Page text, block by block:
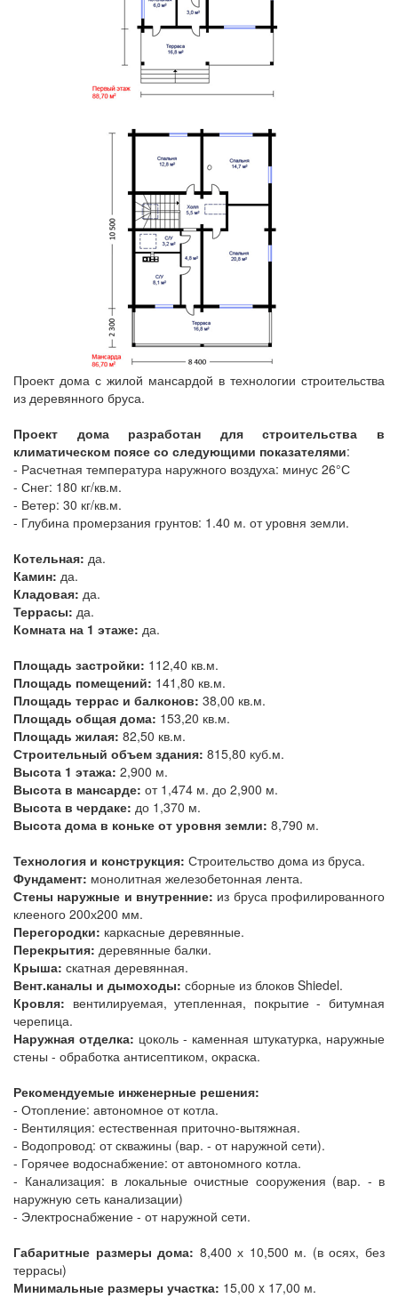
Проект дома с жилой мансардой в технологии строительства
из деревянного бруса.
Проект дома разработан для строительства в
климатическом поясе со следующими показателями:
- Расчетная температура наружного воздуха: минус 26°С
- Снег: 180 кг/кв.м.
- Ветер: 30 кг/кв.м.
- Глубина промерзания грунтов: 1.40 м. от уровня земли.
Котельная: да.
Камин: да.
Кладовая: да.
Террасы: да.
Комната на 1 этаже: да.
Площадь застройки: 112,40 кв.м.
Площадь помещений: 141,80 кв.м.
Площадь террас и балконов: 38,00 кв.м.
Площадь общая дома: 153,20 кв.м.
Площадь жилая: 82,50 кв.м.
Строительный объем здания: 815,80 куб.м.
Высота 1 этажа: 2,900 м.
Высота в мансарде: от 1,474 м. до 2,900 м.
Высота в чердаке: до 1,370 м.
Высота дома в коньке от уровня земли: 8,790 м.
Технология и конструкция: Строительство дома из бруса.
Фундамент: монолитная железобетонная лента.
Стены наружные и внутренние: из бруса профилированного
клееного 200х200 мм.
Перегородки: каркасные деревянные.
Перекрытия: деревянные балки.
Крыша: скатная деревянная.
Вент.каналы и дымоходы: сборные из блоков Shiedel.
Кровля: вентилируемая, утепленная, покрытие - битумная
черепица.
Наружная отделка: цоколь - каменная штукатурка, наружные
стены - обработка антисептиком, окраска.
Рекомендуемые инженерные решения:
- Отопление: автономное от котла.
- Вентиляция: естественная приточно-вытяжная.
- Водопровод: от скважины (вар. - от наружной сети).
- Горячее водоснабжение: от автономного котла.
- Канализация: в локальные очистные сооружения (вар. - в
наружную сеть канализации)
- Электроснабжение - от наружной сети.
Габаритные размеры дома: 8,400 х 10,500 м. (в осях, без
террасы)
Минимальные размеры участка: 15,00 x 17,00 м.